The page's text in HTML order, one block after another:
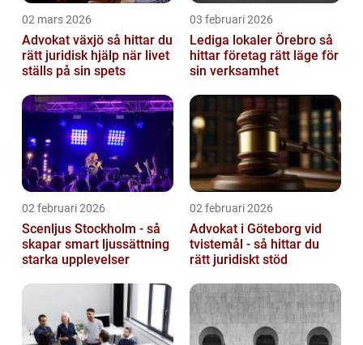
02 mars 2026
Advokat växjö så hittar du
rätt juridisk hjälp när livet
ställs på sin spets
03 februari 2026
Lediga lokaler Örebro så
hittar företag rätt läge för
sin verksamhet
02 februari 2026
Scenljus Stockholm - så
skapar smart ljussättning
starka upplevelser
02 februari 2026
Advokat i Göteborg vid
tvistemål - så hittar du
rätt juridiskt stöd